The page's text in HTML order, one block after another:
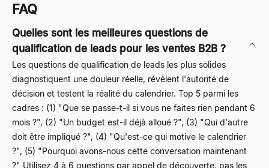
FAQ
Quelles sont les meilleures questions de
qualification de leads pour les ventes B2B ?
Les questions de qualification de leads les plus solides
diagnostiquent une douleur réelle, révèlent l'autorité de
décision et testent la réalité du calendrier. Top 5 parmi les
cadres : (1) "Que se passe-t-il si vous ne faites rien pendant 6
mois ?", (2) "Un budget est-il déjà alloué ?", (3) "Qui d'autre
doit être impliqué ?", (4) "Qu'est-ce qui motive le calendrier
?", (5) "Pourquoi avons-nous cette conversation maintenant
?" Utilisez 4 à 6 questions par appel de découverte, pas les